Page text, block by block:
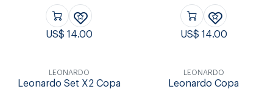
US$ 14.00 US$ 14.00
LEONARDO
Leonardo Set X2 Copa
LEONARDO
Leonardo Copa